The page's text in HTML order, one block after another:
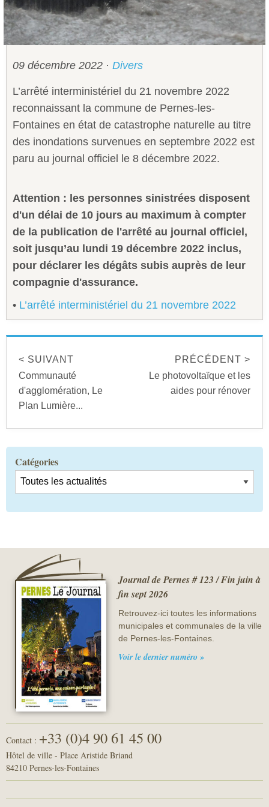
Sécurité civile
Sécurité publique
09 décembre 2022 · Divers
L’arrêté interministériel du 21 novembre 2022
reconnaissant la commune de Pernes-les-
Fontaines en état de catastrophe naturelle au titre
des inondations survenues en septembre 2022 est
paru au journal officiel le 8 décembre 2022.
Attention : les personnes sinistrées disposent
d'un délai de 10 jours au maximum à compter
de la publication de l'arrêté au journal officiel,
soit jusqu’au lundi 19 décembre 2022 inclus,
pour déclarer les dégâts subis auprès de leur
compagnie d'assurance.
• L’arrêté interministériel du 21 novembre 2022
< SUIVANT
Communauté
d'agglomération, Le
Plan Lumière...
PRÉCÉDENT >
Le photovoltaïque et les
aides pour rénover
Catégories
Journal de Pernes # 123 / Fin juin à
fin sept 2026
Retrouvez-ici toutes les informations
municipales et communales de la ville
de Pernes-les-Fontaines.
Voir le dernier numéro »
Contact : +33 (0)4 90 61 45 00
Hôtel de ville - Place Aristide Briand
84210 Pernes-les-Fontaines